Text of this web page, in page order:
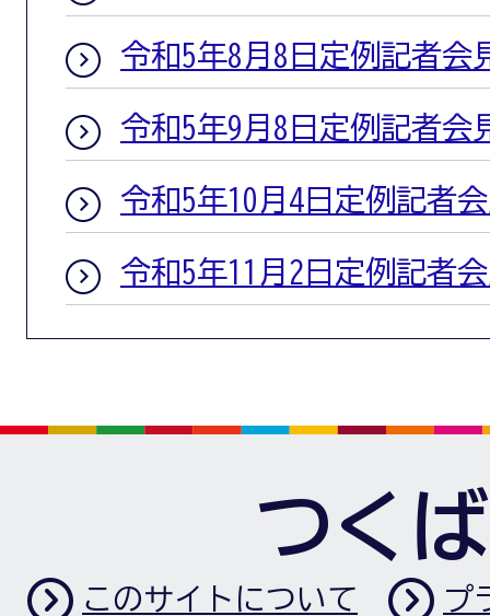
令和5年8月8日定例記者会
令和5年9月8日定例記者会
令和5年10月4日定例記者
令和5年11月2日定例記者
つく
このサイトについて プ